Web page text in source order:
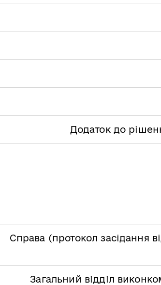
Додаток до
Справа (протокол засідання
Загальний відділ